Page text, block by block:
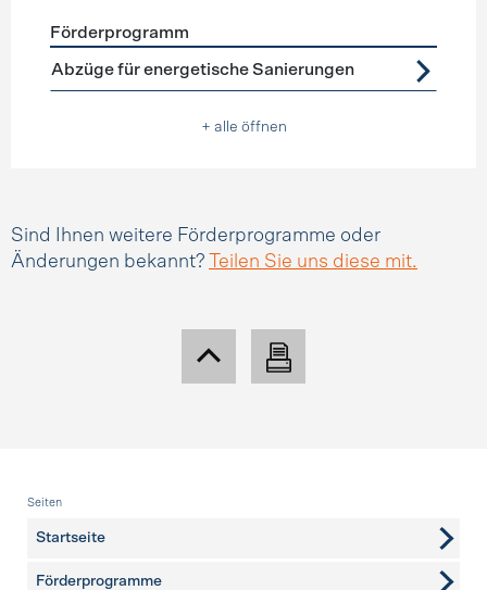
Förderprogramme Steuerabzüge
Förderprogramm
Abzüge für energetische Sanierungen
+ alle öffnen
Sind Ihnen weitere Förderprogramme oder
Änderungen bekannt?
Teilen Sie uns diese mit.
Fusszeile
Seiten
Startseite
Förderprogramme